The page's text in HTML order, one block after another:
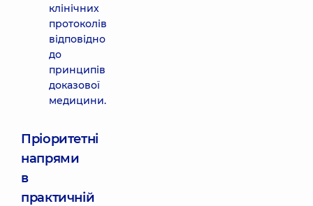
клінічних
протоколів
відповідно
до
принципів
доказової
медицини.
Пріоритетні
напрями
в
практичній